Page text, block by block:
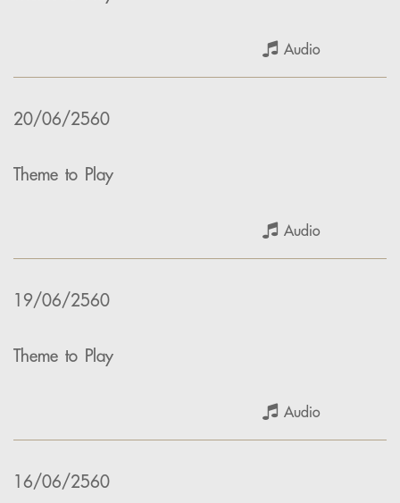
Audio
20/06/2560
Theme to Play
Audio
19/06/2560
Theme to Play
Audio
16/06/2560